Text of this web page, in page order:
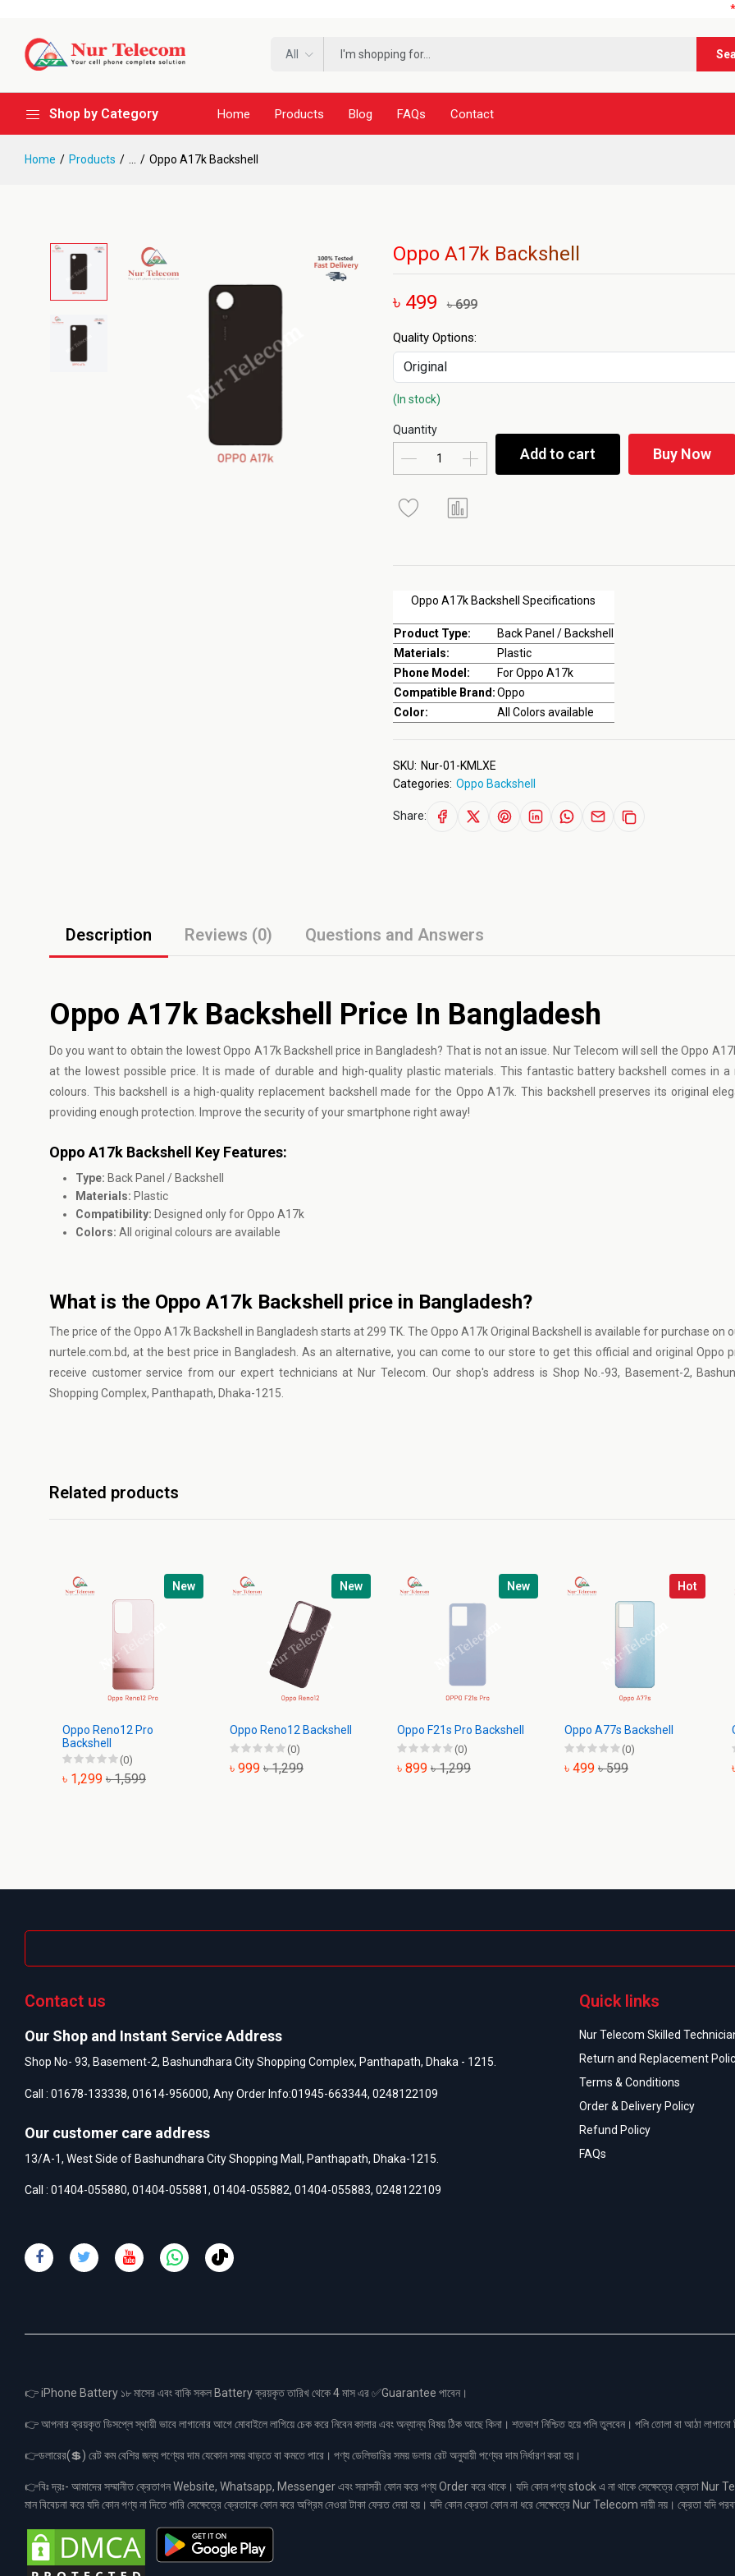
***নূর
All
Shop by Category Home Products Blog FAQs Contact
Home Products Oppo A17k Backshell
Oppo A17k Backshell
৳ 499 ৳ 699
Oppo A17k Backshell Specifications
Product Type:
Back Panel / Backshell
Materials:
Plastic
Phone Model:
For Oppo A17k
Compatible Brand:Oppo
Color:
All Colors available
Quality Options:
(In stock)
Quantity
Add to cart Buy Now
SKU: Nur-01-KMLXE
Categories: Oppo Backshell
Share:
Description Reviews (0) Questions and Answers
Oppo A17k Backshell Price In Bangladesh
Do you want to obtain the lowest Oppo A17k Backshell price in Bangladesh? That is not an issue. Nur Telecom will sell the Oppo
at the lowest possible price. It is made of durable and high-quality plastic materials. This fantastic battery backshell comes in
colours. This backshell is a high-quality replacement backshell made for the Oppo A17k. This backshell preserves its original
providing enough protection. Improve the security of your smartphone right away!
Oppo A17k Backshell Key Features:
Type: Back Panel / Backshell
Materials: Plastic
Compatibility: Designed only for Oppo A17k
Colors: All original colours are available
What is the Oppo A17k Backshell price in Bangladesh?
The price of the Oppo A17k Backshell in Bangladesh starts at 299 TK. The Oppo A17k Original Backshell is available for purchase on
nurtele.com.bd, at the best price in Bangladesh. As an alternative, you can come to our store to get this official and original Oppo
receive customer service from our expert technicians at Nur Telecom. Our shop's address is Shop No.-93, Basement-2,
Shopping Complex, Panthapath, Dhaka-1215.
Related products
New
Oppo Reno12 Pro
Backshell
(0)
৳ 1,299 ৳ 1,599
New
Oppo Reno12 Backshell
(0)
৳ 999 ৳ 1,299
New
Oppo F21s Pro Backshell
(0)
৳ 899 ৳ 1,299
Hot
Oppo A77s Backshell
(0)
৳ 499 ৳ 599
Contact us
Our Shop and Instant Service Address
Shop No- 93, Basement-2, Bashundhara City Shopping Complex, Panthapath, Dhaka - 1215.
Call : 01678-133338, 01614-956000, Any Order Info:01945-663344, 0248122109
Our customer care address
13/A-1, West Side of Bashundhara City Shopping Mall, Panthapath, Dhaka-1215.
Call : 01404-055880, 01404-055881, 01404-055882, 01404-055883, 0248122109
Quick links
Nur Telecom Skilled
Return and Replacement
Terms & Conditions
Order & Delivery Policy
Refund Policy
FAQs
👉 iPhone Battery ১৮ মাসের এবং বাকি সকল Battery ক্রয়কৃত তারিখ থেকে 4 মাস এর ✅Guarantee পাবেন।
👉 আপনার ক্রয়কৃত ডিসপ্লে স্থায়ী ভাবে লাগানোর আগে মোবাইলে লাগিয়ে চেক করে নিবেন কালার এবং অন্যান্য বিষয় ঠিক আছে কিনা। শতভাগ নিশ্চিত হয়ে পলি তুলবেন। পলি তোলা বা আঠা
👉ডলারের(💲) রেট কম বেশির জন্য পণ্যের দাম যেকোন সময় বাড়তে বা কমতে পারে। পণ্য ডেলিভারির সময় ডলার রেট অনুযায়ী পণ্যের দাম নির্ধারণ করা হয়।
👉বিঃ দ্রঃ- আমাদের সম্মানীত ক্রেতাগন Website, Whatsapp, Messenger এবং সরাসরী ফোন করে পণ্য Order করে থাকে। যদি কোন পণ্য stock এ না থাকে সেক্ষেত্রে ক্রেতা Nur
মান বিবেচনা করে যদি কোন পণ্য না দিতে পারি সেক্ষেত্রে ক্রেতাকে ফোন করে অগ্রিম নেওয়া টাকা ফেরত দেয়া হয়। যদি কোন ক্রেতা ফোন না ধরে সেক্ষেত্রে Nur Telecom দায়ী নয়। ক্রেতা যদি